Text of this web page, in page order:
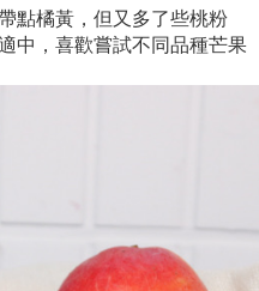
點橘黃，但又多了些桃粉
中，喜歡嘗試不同品種芒果